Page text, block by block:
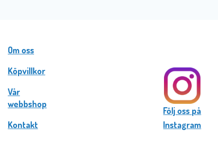
Om oss
Köpvillkor
Vår
webbshop
Kontakt
Följ oss på
Instagram